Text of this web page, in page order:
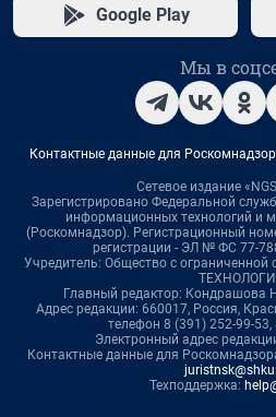
Google Play
Мы в
Контактные данные для
Сетевое издание
Зарегистрировано Федеральной
информационных технологий и
(Роскомнадзор). Регистрационный
регистрации - ЭЛ № ФС 77-
Учредитель: Общество с
Главный редактор: Кондрашова
Адрес редакции: 660017, Россия,
телефон 8 (391) 252-99-
Электронный адрес
Контактные данные для
Техподдержка: